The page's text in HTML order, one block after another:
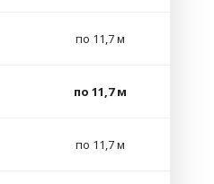
по 11,7 м
по 11,7 м
по 11,7 м